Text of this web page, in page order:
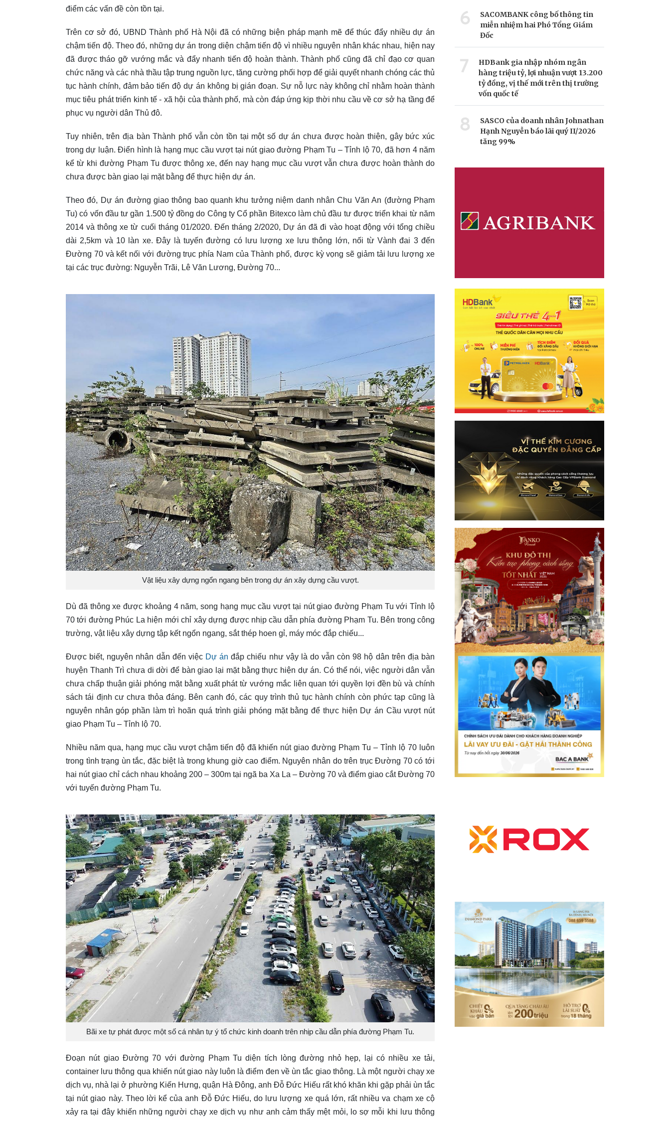
điểm các vấn đề còn tồn tại.
Trên cơ sở đó, UBND Thành phố Hà Nội đã có những biện pháp mạnh mẽ để thúc đẩy nhiều dự án
chậm tiến độ. Theo đó, những dự án trong diện chậm tiến độ vì nhiều nguyên nhân khác nhau, hiện nay
đã được tháo gỡ vướng mắc và đẩy nhanh tiến độ hoàn thành. Thành phố cũng đã chỉ đạo cơ quan
chức năng và các nhà thầu tập trung nguồn lực, tăng cường phối hợp để giải quyết nhanh chóng các thủ
tục hành chính, đảm bảo tiến độ dự án không bị gián đoạn. Sự nỗ lực này không chỉ nhằm hoàn thành
mục tiêu phát triển kinh tế - xã hội của thành phố, mà còn đáp ứng kịp thời nhu cầu về cơ sở hạ tầng để
phục vụ người dân Thủ đô.
Tuy nhiên, trên địa bàn Thành phố vẫn còn tồn tại một số dự án chưa được hoàn thiện, gây bức xúc
trong dự luận. Điển hình là hạng mục cầu vượt tại nút giao đường Phạm Tu – Tỉnh lộ 70, đã hơn 4 năm
kể từ khi đường Phạm Tu được thông xe, đến nay hạng mục cầu vượt vẫn chưa được hoàn thành do
chưa được bàn giao lại mặt bằng để thực hiện dự án.
Theo đó, Dự án đường giao thông bao quanh khu tưởng niệm danh nhân Chu Văn An (đường Phạm
Tu) có vốn đầu tư gần 1.500 tỷ đồng do Công ty Cổ phần Bitexco làm chủ đầu tư được triển khai từ năm
2014 và thông xe từ cuối tháng 01/2020. Đến tháng 2/2020, Dự án đã đi vào hoạt động với tổng chiều
dài 2,5km và 10 làn xe. Đây là tuyến đường có lưu lượng xe lưu thông lớn, nối từ Vành đai 3 đến
Đường 70 và kết nối với đường trục phía Nam của Thành phố, được kỳ vọng sẽ giảm tải lưu lượng xe
tại các trục đường: Nguyễn Trãi, Lê Văn Lương, Đường 70...
Vật liệu xây dựng ngổn ngang bên trong dự án xây dựng cầu vượt.
Dù đã thông xe được khoảng 4 năm, song hạng mục cầu vượt tại nút giao đường Phạm Tu với Tỉnh lộ
70 tới đường Phúc La hiện mới chỉ xây dựng được nhịp cầu dẫn phía đường Phạm Tu. Bên trong công
trường, vật liệu xây dựng tập kết ngổn ngang, sắt thép hoen gỉ, máy móc đắp chiếu...
Được biết, nguyên nhân dẫn đến việc Dự án đắp chiếu như vậy là do vẫn còn 98 hộ dân trên địa bàn
huyện Thanh Trì chưa di dời để bàn giao lại mặt bằng thực hiện dự án. Có thể nói, việc người dân vẫn
chưa chấp thuận giải phóng mặt bằng xuất phát từ vướng mắc liên quan tới quyền lợi đền bù và chính
sách tái định cư chưa thỏa đáng. Bên cạnh đó, các quy trình thủ tục hành chính còn phức tạp cũng là
nguyên nhân góp phần làm trì hoãn quá trình giải phóng mặt bằng để thực hiện Dự án Cầu vượt nút
giao Phạm Tu – Tỉnh lộ 70.
Nhiều năm qua, hạng mục cầu vượt chậm tiến độ đã khiến nút giao đường Phạm Tu – Tỉnh lộ 70 luôn
trong tình trạng ùn tắc, đặc biệt là trong khung giờ cao điểm. Nguyên nhân do trên trục Đường 70 có tới
hai nút giao chỉ cách nhau khoảng 200 – 300m tại ngã ba Xa La – Đường 70 và điểm giao cắt Đường 70
với tuyến đường Phạm Tu.
Bãi xe tự phát được một số cá nhân tự ý tổ chức kinh doanh trên nhịp cầu dẫn phía đường Phạm Tu.
Đoạn nút giao Đường 70 với đường Phạm Tu diện tích lòng đường nhỏ hẹp, lại có nhiều xe tải,
container lưu thông qua khiến nút giao này luôn là điểm đen về ùn tắc giao thông. Là một người chạy xe
dịch vụ, nhà lại ở phường Kiến Hưng, quận Hà Đông, anh Đỗ Đức Hiếu rất khó khăn khi gặp phải ùn tắc
tại nút giao này. Theo lời kể của anh Đỗ Đức Hiếu, do lưu lượng xe quá lớn, rất nhiều va chạm xe cộ
xảy ra tại đây khiến những người chạy xe dịch vụ như anh cảm thấy mệt mỏi, lo sợ mỗi khi lưu thông
6
SACOMBANK công bố thông tin
miễn nhiệm hai Phó Tổng Giám
Đốc
7
HDBank gia nhập nhóm ngân
hàng triệu tỷ, lợi nhuận vượt 13.200
tỷ đồng, vị thế mới trên thị trường
vốn quốc tế
8
SASCO của doanh nhân Johnathan
Hạnh Nguyễn báo lãi quý II/2026
tăng 99%